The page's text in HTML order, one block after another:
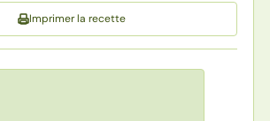
Imprimer la recette